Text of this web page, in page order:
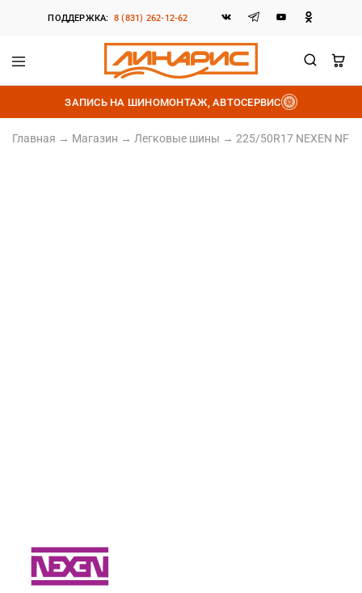
ПОДДЕРЖКА: 8 (831) 262-12-62
Линарис
Продажа
шин,
дисков
и
аккумуляторов
ЗАПИСЬ НА ШИНОМОНТАЖ, АВТОСЕРВИС
Главная → Магазин → Легковые шины → 225/50R17 NEXEN